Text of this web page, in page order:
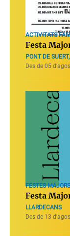
ACTIVITATS
Festa
PONT DE
Des de 05
FESTES MAJORS
Festa
LLARDECANS
Des de 13